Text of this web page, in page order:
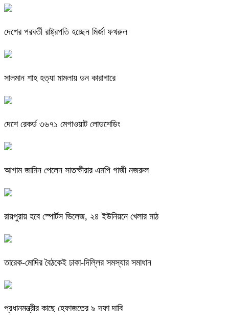
দেশের পরবর্তী রাষ্ট্রপতি হচ্ছেন মির্জা ফখরুল
সালমান শাহ হত্যা মামলায় ডন কারাগারে
দেশে রেকর্ড ৩৬৭১ মেগাওয়াট লোডশেডিং
আগাম জামিন পেলেন সাতক্ষীরার এমপি গাজী নজরুল
রায়পুরায় হবে স্পোর্টস ভিলেজ, ২৪ ইউনিয়নে খেলার মাঠ
তারেক-মোদির বৈঠকেই ঢাকা-দিল্লির সমস্যার সমাধান
প্রধানমন্ত্রীর কাছে হেফাজতের ৯ দফা দাবি